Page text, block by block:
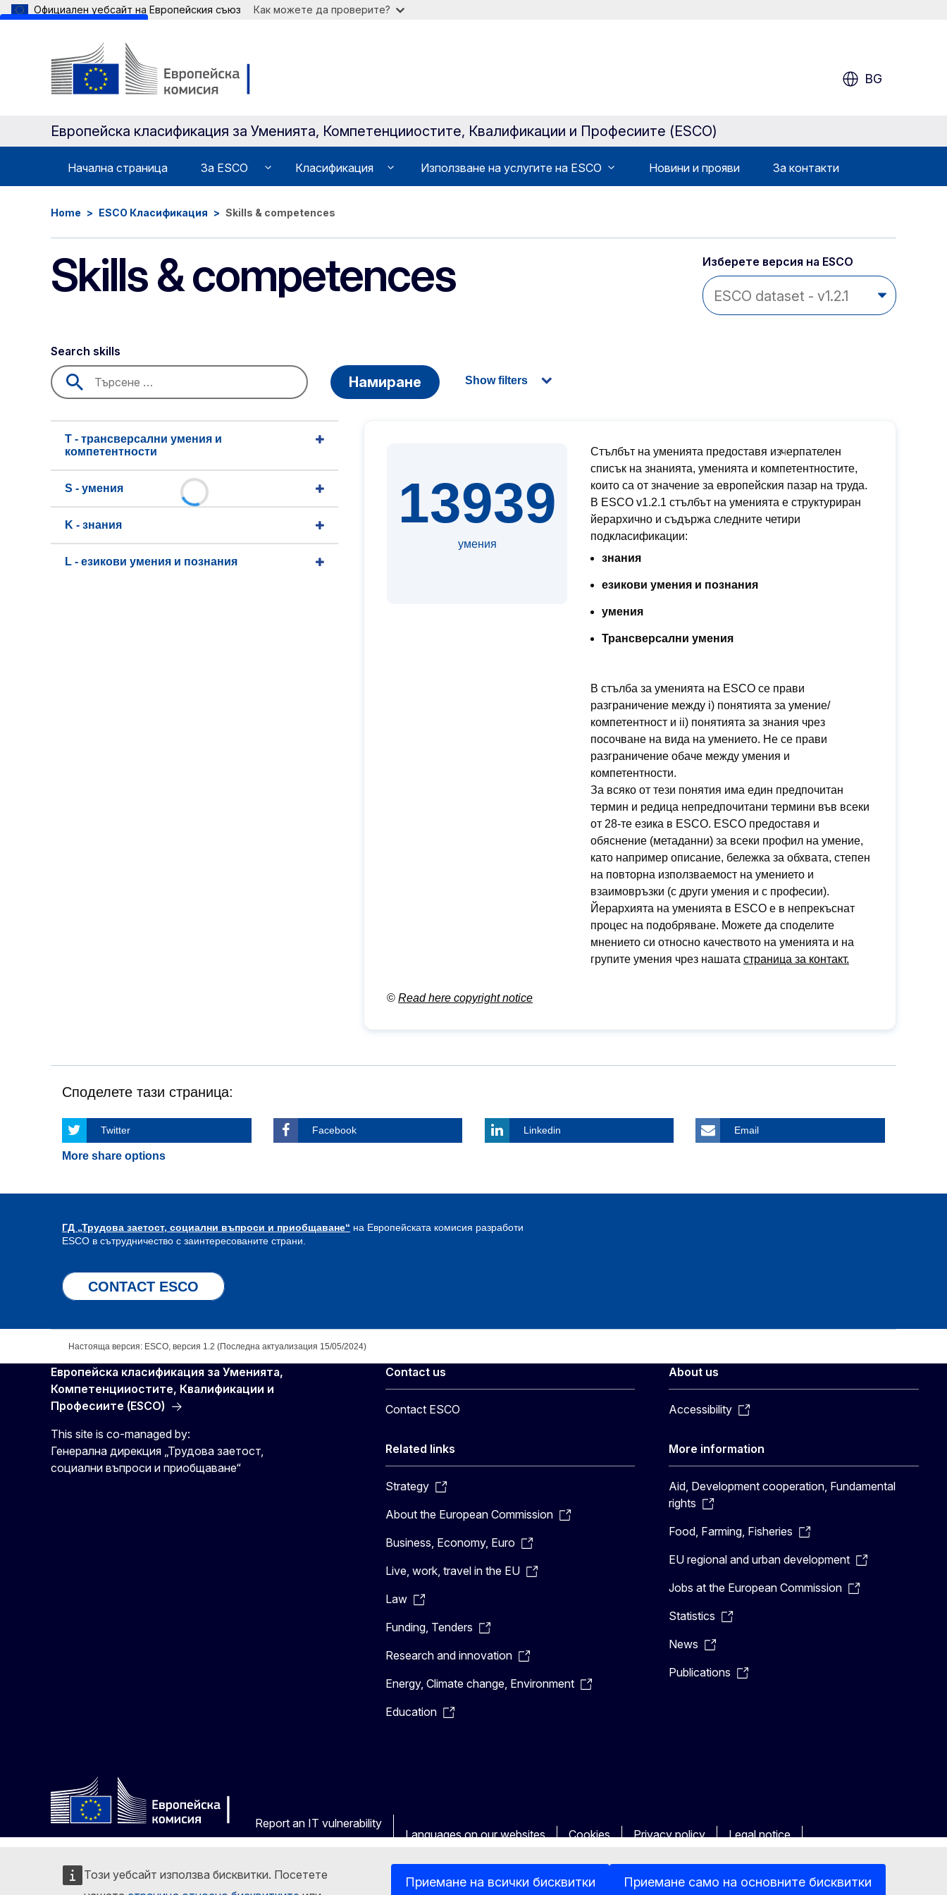
Официален уебсайт на Европейския съюз Как можете да проверите?
Този уебсайт използва бисквитки. Посетете
Приемане на всички бисквитки Приемане само на основните бисквитки
BG
Европейска класификация зa Умениятa, Компетенцииocтите, Квалификации и Професиите (ESCO)
Начална страница Зa ESCO Класификация Използване на услугите на ESCO Новини и прояви За контакти
Home ESCO Класификация Skills & competences
Skills & competences Изберете версия на ESCO
Search skills
Намиране Show filters
T - трансверсални умения и
компетентности
S - умения
K - знания
L - езикови умения и познания
13939
умения
Стълбът на уменията предоставя изчерпателен
списък на знанията, уменията и компетентностите,
които са от значение за европейския пазар на труда.
В ESCO v1.2.1 стълбът на уменията е структуриран
йерархично и съдържа следните четири
подкласификации:
знания
езикови умения и познания
умения
Трансверсални умения
В стълба за уменията на ESCO се прави
разграничение между i) понятията за умение/
компетентност и ii) понятията за знания чрез
посочване на вида на умението. Не се прави
разграничение обаче между умения и
компетентности.
За всяко от тези понятия има един предпочитан
термин и редица непредпочитани термини във всеки
от 28-те езика в ESCO. ESCO предоставя и
обяснение (метаданни) за всеки профил на умение,
като например описание, бележка за обхвата, степен
на повторна използваемост на умението и
взаимовръзки (с други умения и с професии).
Йерархията на уменията в ESCO е в непрекъснат
процес на подобряване. Можете да споделите
мнението си относно качеството на уменията и на
групите умения чрез нашата страница за контакт.
© Read here copyright notice
Споделете тази страница:
Twitter Facebook Linkedin Email
More share options
ГД „Трудова заетост, социални въпроси и приобщаване“ на Европейската комисия разработи
ESCO в сътрудничество с заинтересованите страни.
CONTACT ESCO
Настояща версия: ESCO, версия 1.2 (Последна актуализация 15/05/2024)
Европейска класификация зa Умениятa,
Компетенцииocтите, Квалификации и
Професиите (ESCO)
This site is co-managed by:
Генерална дирекция „Трудова заетост,
социални въпроси и приобщаване“
Contact us
Contact ESCO
Related links
Strategy
About the European Commission
Business, Economy, Euro
Live, work, travel in the EU
Law
Funding, Tenders
Research and innovation
Energy, Climate change, Environment
Education
About us
Accessibility
More information
Aid, Development cooperation, Fundamental
rights
Food, Farming, Fisheries
EU regional and urban development
Jobs at the European Commission
Statistics
News
Publications
Report an IT vulnerability
Languages on our websites
Cookies Privacy policy Legal notice